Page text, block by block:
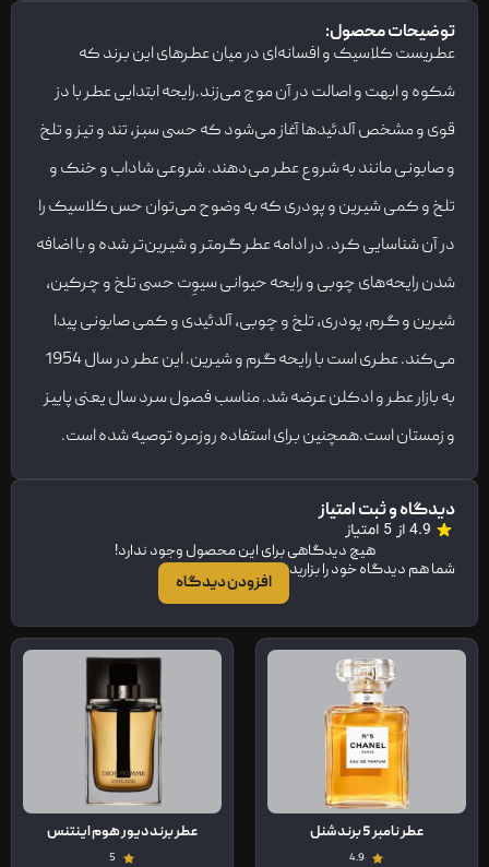
توضیحات محصول:
عطریست کلاسیک و افسانه‌ای در میان عطرهای این برند که
شکوه و ابهت و اصالت در آن موج می‌زند.رایحه ابتدایی عطر با دز
قوی و مشخص آلدئیدها آغاز می‌شود که حسی سبز، تند و تیز و تلخ
و صابونی مانند به شروع عطر می‌دهند. شروعی شاداب و خنک و
تلخ و کمی شیرین و پودری که به وضوح می‌توان حس کلاسیک را
در آن شناسایی کرد. در ادامه عطر گرمتر و شیرین‌تر شده و با اضافه
شدن رایحه‌های چوبی و رایحه حیوانی سیوِت حسی تلخ و چرکین،
شیرین و گرم، پودری، تلخ و چوبی، آلدئیدی و کمی صابونی پیدا
می‌کند. عطری است با رایحه گرم و شیرین. این عطر در سال 1954
به بازار عطر و ادکلن عرضه شد. مناسب فصول سرد سال یعنی پاییز
و زمستان است.همچنین برای استفاده روزمره توصیه شده است.
دیدگاه و ثبت امتیاز
4.9 از 5 امتیاز
هیچ دیدگاهی برای این محصول وجود ندارد!
شما هم دیدگاه خود را بزارید
افزودن دیدگاه
عطر نامبر 5 برند شنل
4.9
عطر برند دیور هوم اینتنس
5